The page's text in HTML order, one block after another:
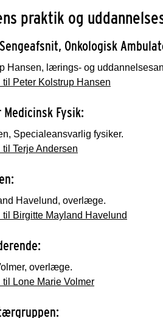
praktik og
Onkologisk
Hansen, lærings- og
til Peter Kolstrup Hansen
Fysik:
Specialeansvarlig fysiker.
Terje Andersen
Havelund, overlæge.
til Birgitte Mayland Havelund
overlæge.
til Lone Marie Volmer